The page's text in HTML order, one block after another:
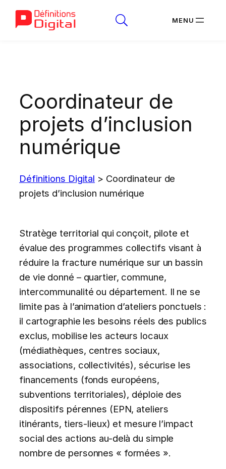
Coordinateur de
projets d’inclusion
numérique
Définitions Digital > Coordinateur de
projets d’inclusion numérique
Stratège territorial qui conçoit, pilote et
évalue des programmes collectifs visant à
réduire la fracture numérique sur un bassin
de vie donné – quartier, commune,
intercommunalité ou département. Il ne se
limite pas à l’animation d’ateliers ponctuels :
il cartographie les besoins réels des publics
exclus, mobilise les acteurs locaux
(médiathèques, centres sociaux,
associations, collectivités), sécurise les
financements (fonds européens,
subventions territoriales), déploie des
dispositifs pérennes (EPN, ateliers
itinérants, tiers-lieux) et mesure l’impact
social des actions au-delà du simple
nombre de personnes « formées ».